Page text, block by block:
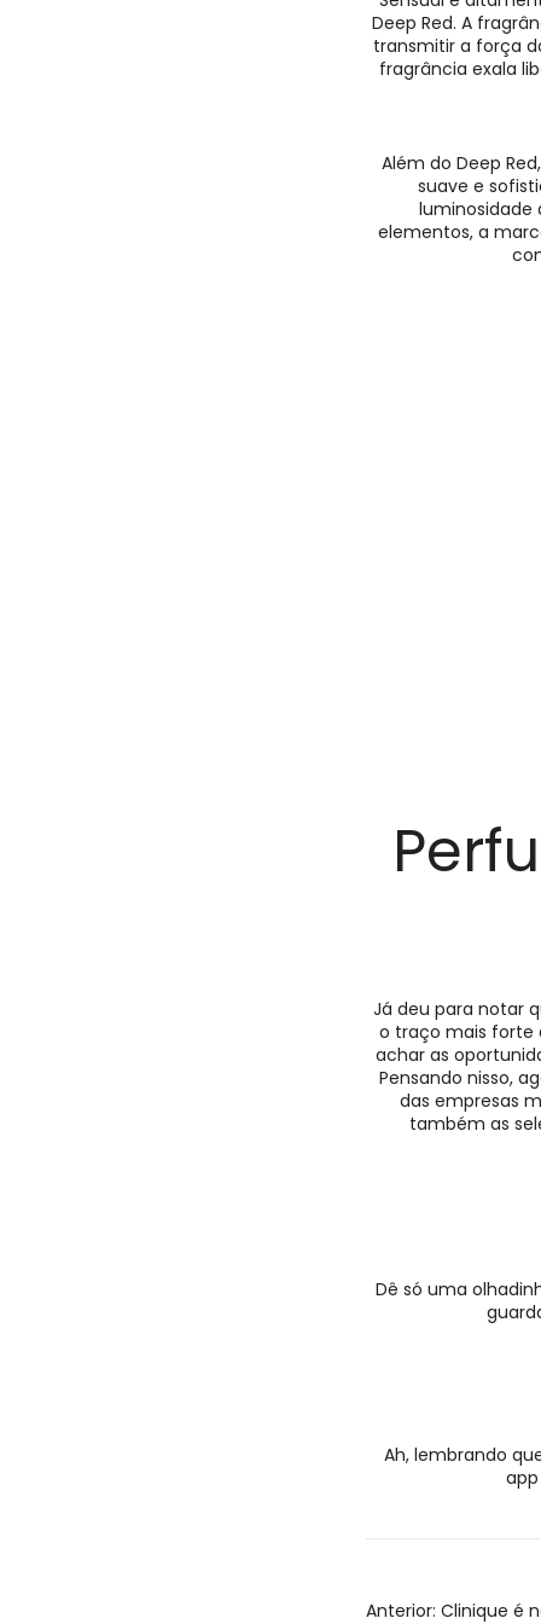
Deep Red. A
transmitir a força
fragrância exala
Além do Deep
suave e
luminosidade
elementos, a
Já deu para notar
o traço mais forte
achar as
Pensando nisso,
das empresas
também as
Dê só uma
Ah, lembrando
Anterior: Clinique é